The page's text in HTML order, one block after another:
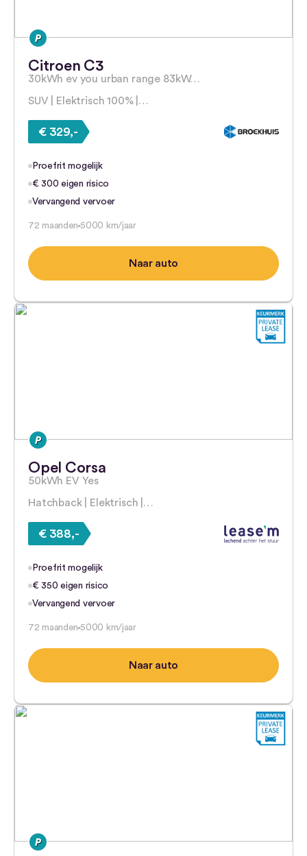
Citroen C3
30kWh ev you urban range 83kW…
SUV | Elektrisch 100% |…
€ 329,-
Proefrit mogelijk
€ 300 eigen risico
Vervangend vervoer
72 maanden 5000 km/jaar
Naar auto
Opel Corsa
50kWh EV Yes
Hatchback | Elektrisch |…
€ 388,-
Proefrit mogelijk
€ 350 eigen risico
Vervangend vervoer
72 maanden 5000 km/jaar
Naar auto